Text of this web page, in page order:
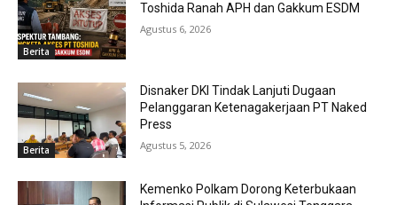
Berita
Toshida Ranah APH dan Gakkum ESDM
Agustus 6, 2026
Berita
Disnaker DKI Tindak Lanjuti Dugaan
Pelanggaran Ketenagakerjaan PT Naked
Press
Agustus 5, 2026
Kemenko Polkam Dorong Keterbukaan